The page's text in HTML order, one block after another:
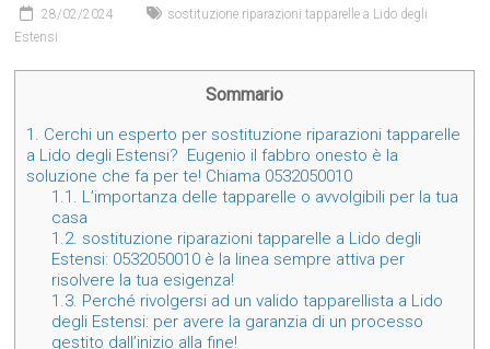
28/02/2024
sostituzione riparazioni tapparelle a Lido degli
Estensi
Sommario
1. Cerchi un esperto per sostituzione riparazioni tapparelle
a Lido degli Estensi? Eugenio il fabbro onesto è la
soluzione che fa per te! Chiama 0532050010
1.1. L’importanza delle tapparelle o avvolgibili per la tua
casa
1.2. sostituzione riparazioni tapparelle a Lido degli
Estensi: 0532050010 è la linea sempre attiva per
risolvere la tua esigenza!
1.3. Perché rivolgersi ad un valido tapparellista a Lido
degli Estensi: per avere la garanzia di un processo
gestito dall’inizio alla fine!